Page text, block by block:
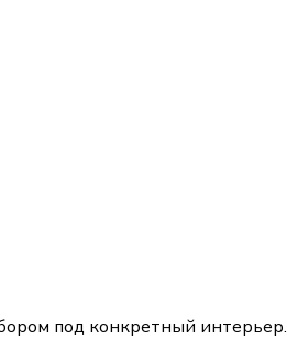
под конкретный интерьер.